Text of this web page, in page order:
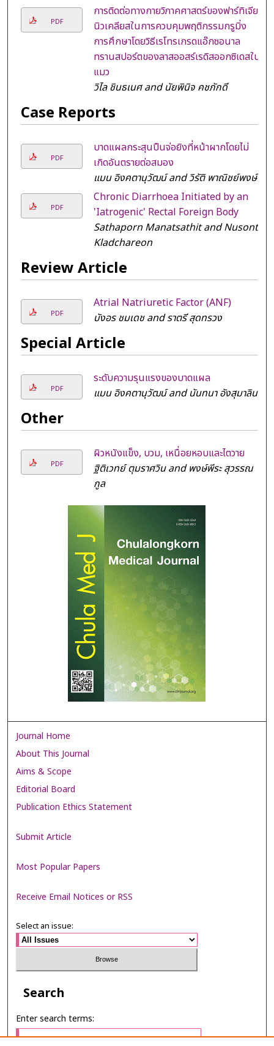
PDF
การติดต่อทางกายวิภาคศาสตร์ของฟาร์ทิเจียว
นิวเคลียสในการควบคุมพฤติกรรมกรูมิ่ง
การศึกษาโดยวิธีเรโทรเกรดแอ๊กซอนาล
ทรานสปอร์ตของลาสออสร์เรดิสออกซิเดสใน
แมว
วิไล ชินธเนศ and นัยพินิจ คชภักดี
Case Reports
PDF
บาดแผลกระสุนปืนจ่อยิงที่หน้าผากโดยไม่
เกิดอันตรายต่อสมอง
แมน อิงคตานุวัฒน์ and วิรัติ พาณิชย์พงษ์
PDF
Chronic Diarrhoea Initiated by an
'Iatrogenic' Rectal Foreign Body
Sathaporn Manatsathit and Nusont
Kladchareon
Review Article
PDF
Atrial Natriuretic Factor (ANF)
บังอร ชมเดช and ราตรี สุดทรวง
Special Article
PDF
ระดับความรุนแรงของบาดแผล
แมน อิงคตานุวัฒน์ and นันทนา อังสุมาลิน
Other
PDF
ผิวหนังแข็ง, บวม, เหนื่อยหอบและไตวาย
ฐิติเวทย์ ตุมราศวิน and พงษ์พีระ สุวรรณ
กูล
Journal Home
About This Journal
Aims & Scope
Editorial Board
Publication Ethics Statement
Submit Article
Most Popular Papers
Receive Email Notices or RSS
Select an issue:
Search
Enter search terms: